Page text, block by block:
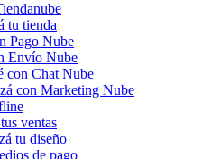
tu tienda
Pago Nube
Envío Nube
con Chat Nube
con Marketing Nube
ventas
tu diseño
de pago